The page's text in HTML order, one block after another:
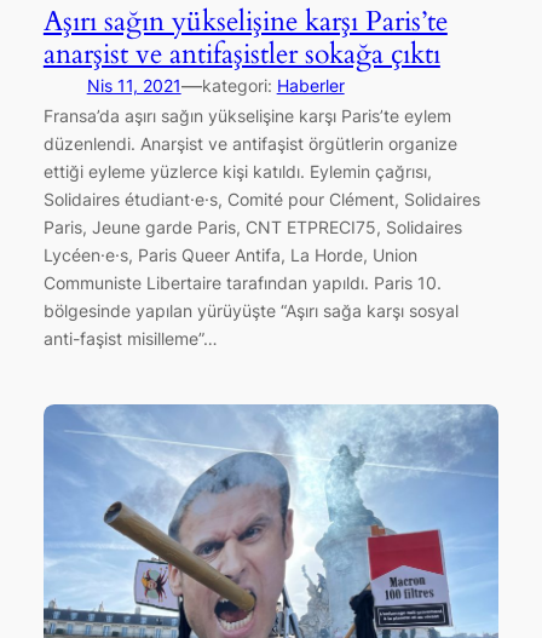
Aşırı sağın yükselişine karşı Paris’te
anarşist ve antifaşistler sokağa çıktı
Nis 11, 2021—kategori: Haberler
Fransa’da aşırı sağın yükselişine karşı Paris’te eylem
düzenlendi. Anarşist ve antifaşist örgütlerin organize
ettiği eyleme yüzlerce kişi katıldı. Eylemin çağrısı,
Solidaires étudiant·e·s, Comité pour Clément, Solidaires
Paris, Jeune garde Paris, CNT ETPRECI75, Solidaires
Lycéen·e·s, Paris Queer Antifa, La Horde, Union
Communiste Libertaire tarafından yapıldı. Paris 10.
bölgesinde yapılan yürüyüşte “Aşırı sağa karşı sosyal
anti-faşist misilleme”…